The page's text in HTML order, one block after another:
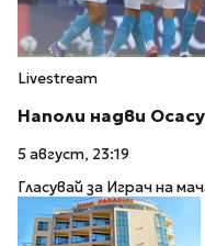
Livestream
Наполи надви
5 август, 23:19
Гласувай за Играч на